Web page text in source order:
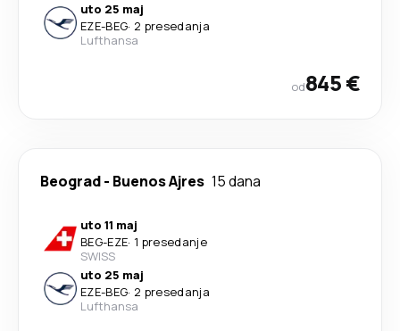
uto 25 maj
EZE-BEG· 2 presedanja
Lufthansa
od845 €
Beograd- Buenos Ajres 15 dana
uto 11 maj
BEG-EZE· 1 presedanje
SWISS
uto 25 maj
EZE-BEG· 2 presedanja
Lufthansa